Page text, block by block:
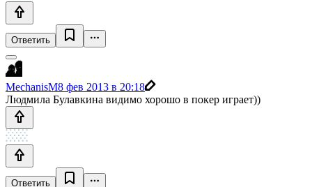
Ответить
MechanisM8 фев 2013 в 20:18
Людмила Булавкина видимо хорошо в покер играет))
Ответить